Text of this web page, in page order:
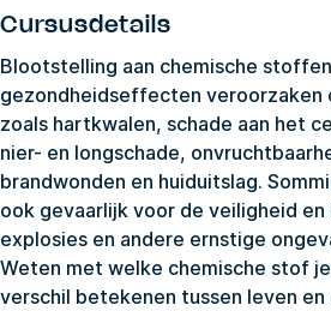
Cursusdetails
Blootstelling aan chemische
gezondheidseffecten veroorzaken
zoals hartkwalen, schade aan het
nier- en longschade,
brandwonden en huiduitslag.
ook gevaarlijk voor de veiligheid en
explosies en andere ernstige
Weten met welke chemische stof
verschil betekenen tussen leven en